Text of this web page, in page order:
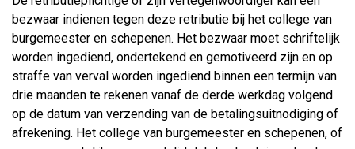
bezwaar indienen tegen deze retributie bij het college van
burgemeester en schepenen. Het bezwaar moet schriftelijk
worden ingediend, ondertekend en gemotiveerd zijn en op
straffe van verval worden ingediend binnen een termijn van
drie maanden te rekenen vanaf de derde werkdag volgend
op de datum van verzending van de betalingsuitnodiging of
afrekening. Het college van burgemeester en schepenen, of